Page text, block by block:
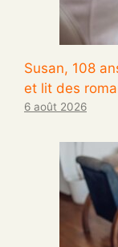
Susan, 108
et lit des
6 août 2026